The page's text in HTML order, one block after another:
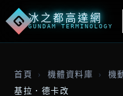
G冰之都高達網
GUNDAM TERMINOLOGY
首頁 › 機體資料庫 › 機
基拉．德卡改